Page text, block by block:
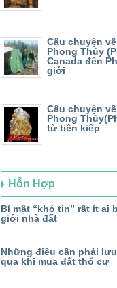
Câu chuyện
Phong Thủy
Canada đến
giới
Câu chuyện
Phong
từ tiền kiếp
Hỗn Hợp
Bí mật “khó tin” rất ít ai
giới nhà đất
Những điều cần phải
qua khi mua đất thổ cư